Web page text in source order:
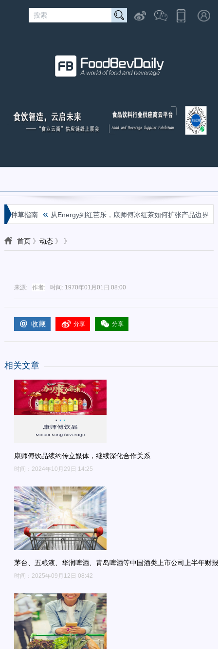
种草指南 « 从Energy到红芭乐，康师傅冰红茶如何扩张产品边界 «
首页》 动态》 》
来源: 作者: 时间: 1970年01月01日 08:00
收藏 分享 分享
相关文章
康师傅饮品续约传立媒体，继续深化合作关系
时间：2024年10月29日 14:25
茅台、五粮液、华润啤酒、青岛啤酒等中国酒类上市公司上半年财
时间：2025年09月12日 08:42